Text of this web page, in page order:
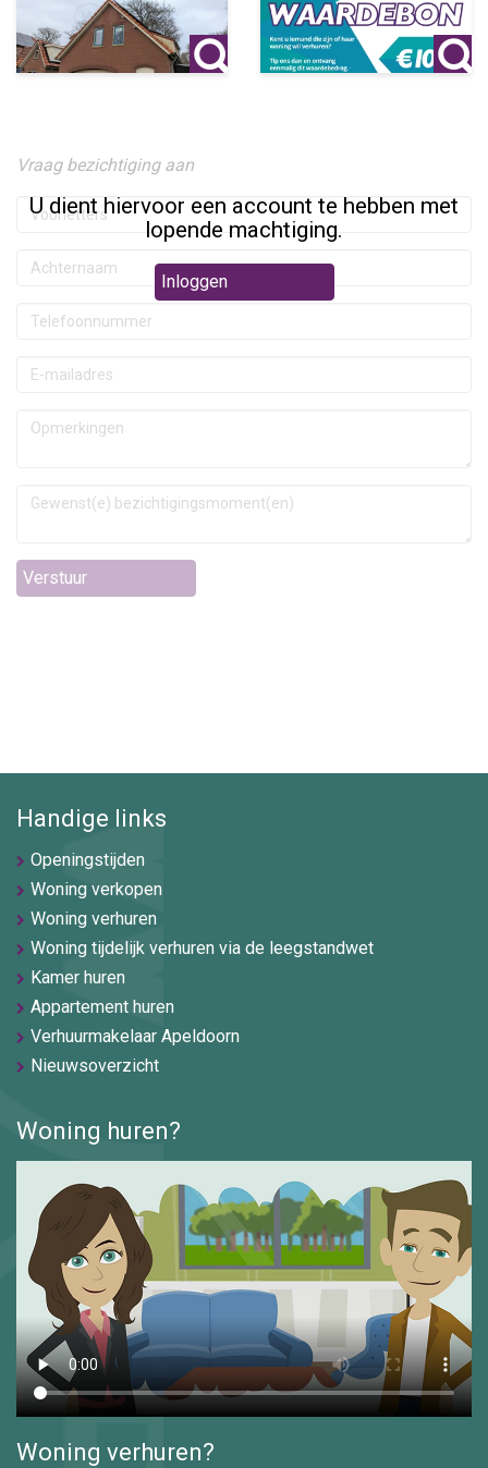
U dient hiervoor een account te hebben met
lopende machtiging.
Inloggen
Vraag bezichtiging aan
Verstuur
Handige links
Openingstijden
Woning verkopen
Woning verhuren
Woning tijdelijk verhuren via de leegstandwet
Kamer huren
Appartement huren
Verhuurmakelaar Apeldoorn
Nieuwsoverzicht
Woning huren?
Woning verhuren?